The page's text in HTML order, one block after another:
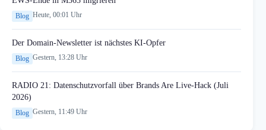
Blog Heute, 00:01 Uhr
Der Domain-Newsletter ist nächstes KI-Opfer
Blog Gestern, 13:28 Uhr
RADIO 21: Datenschutzvorfall über Brands Are Live-Hack (Juli
2026)
Blog Gestern, 11:49 Uhr